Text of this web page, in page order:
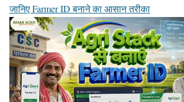
जानिए Farmer ID बनाने का आसान तरीका